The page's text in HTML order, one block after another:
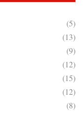
(5)
(13)
(9)
(12)
(15)
(12)
(8)